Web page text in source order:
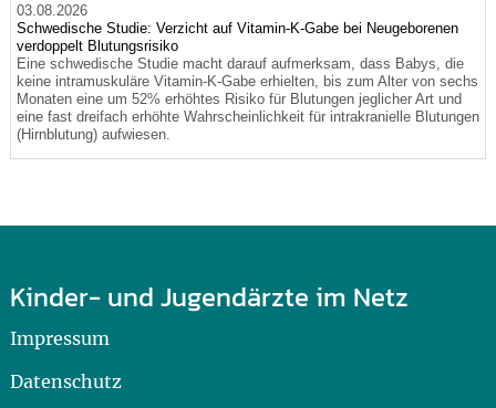
03.08.2026
Schwedische Studie: Verzicht auf Vitamin-K-Gabe bei Neugeborenen
verdoppelt Blutungsrisiko
Eine schwedische Studie macht darauf aufmerksam, dass Babys, die
keine intramuskuläre Vitamin-K-Gabe erhielten, bis zum Alter von sechs
Monaten eine um 52% erhöhtes Risiko für Blutungen jeglicher Art und
eine fast dreifach erhöhte Wahrscheinlichkeit für intrakranielle Blutungen
(Hirnblutung) aufwiesen.
Kinder- und Jugendärzte im Netz
Impressum
Datenschutz